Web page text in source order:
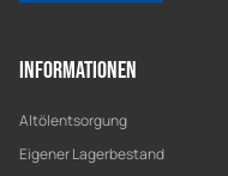
Informationen
Altölentsorgung
Eigener Lagerbestand